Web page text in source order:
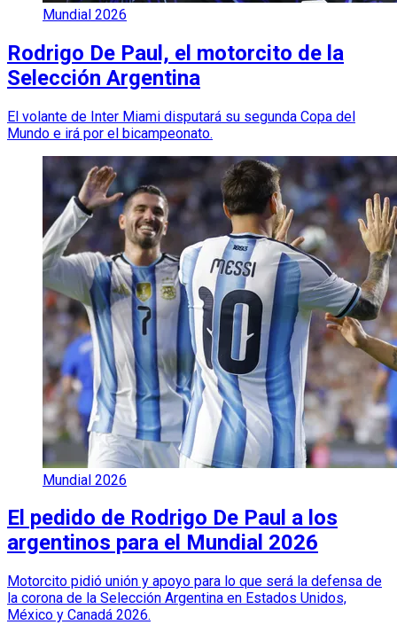
Mundial 2026
Rodrigo De Paul, el motorcito de la
Selección Argentina
El volante de Inter Miami disputará su segunda Copa del
Mundo e irá por el bicampeonato.
Mundial 2026
El pedido de Rodrigo De Paul a los
argentinos para el Mundial 2026
Motorcito pidió unión y apoyo para lo que será la defensa de
la corona de la Selección Argentina en Estados Unidos,
México y Canadá 2026.